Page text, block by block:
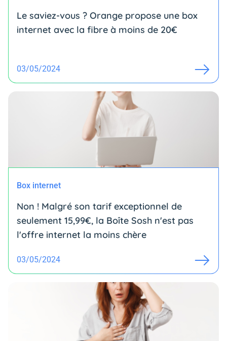
Le saviez-vous ? Orange propose une box
internet avec la fibre à moins de 20€
03/05/2024
Box internet
Non ! Malgré son tarif exceptionnel de
seulement 15,99€, la Boîte Sosh n'est pas
l'offre internet la moins chère
03/05/2024